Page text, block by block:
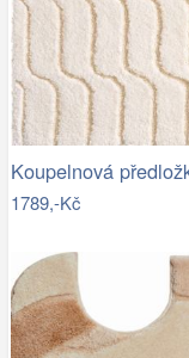
1789,-Kč